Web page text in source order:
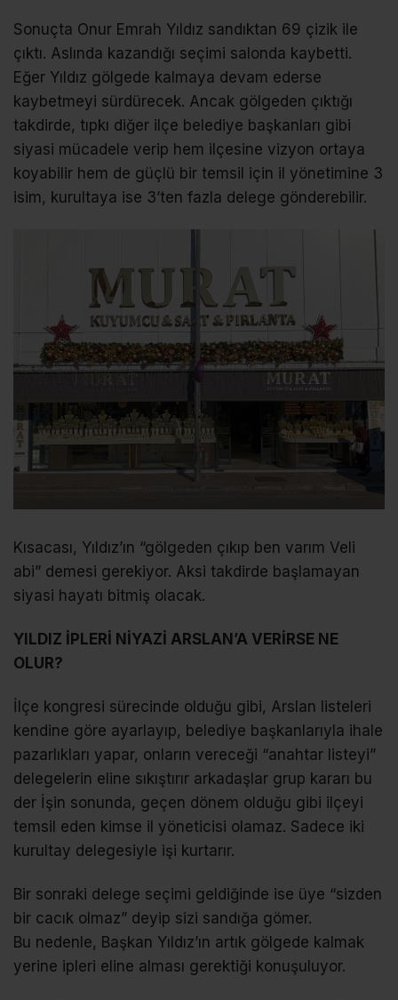
Sonuçta Onur Emrah Yıldız sandıktan 69 çizik ile
çıktı. Aslında kazandığı seçimi salonda kaybetti.
Eğer Yıldız gölgede kalmaya devam ederse
kaybetmeyi sürdürecek. Ancak gölgeden çıktığı
takdirde, tıpkı diğer ilçe belediye başkanları gibi
siyasi mücadele verip hem ilçesine vizyon ortaya
koyabilir hem de güçlü bir temsil için il yönetimine 3
isim, kurultaya ise 3’ten fazla delege gönderebilir.
Kısacası, Yıldız’ın “gölgeden çıkıp ben varım Veli
abi” demesi gerekiyor. Aksi takdirde başlamayan
siyasi hayatı bitmiş olacak.
YILDIZ İPLERİ NİYAZİ ARSLAN’A VERİRSE NE
OLUR?
İlçe kongresi sürecinde olduğu gibi, Arslan listeleri
kendine göre ayarlayıp, belediye başkanlarıyla ihale
pazarlıkları yapar, onların vereceği “anahtar listeyi”
delegelerin eline sıkıştırır arkadaşlar grup kararı bu
der İşin sonunda, geçen dönem olduğu gibi ilçeyi
temsil eden kimse il yöneticisi olamaz. Sadece iki
kurultay delegesiyle işi kurtarır.
Bir sonraki delege seçimi geldiğinde ise üye “sizden
bir cacık olmaz” deyip sizi sandığa gömer.
Bu nedenle, Başkan Yıldız’ın artık gölgede kalmak
yerine ipleri eline alması gerektiği konuşuluyor.